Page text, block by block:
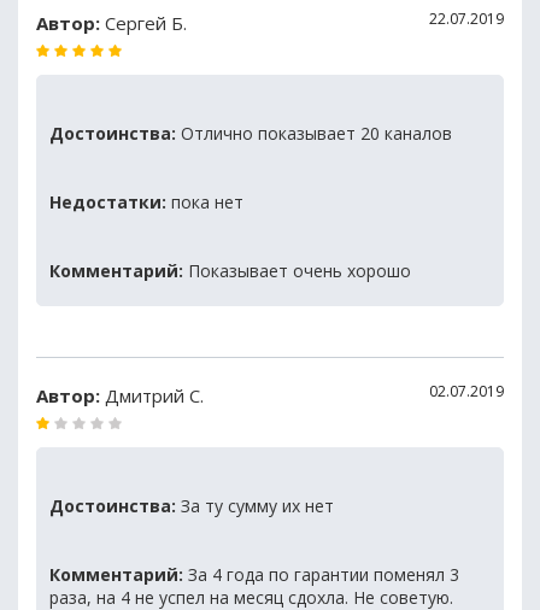
Автор: Сергей Б. 22.07.2019
Достоинства: Отлично показывает 20 каналов
Недостатки: пока нет
Комментарий: Показывает очень хорошо
Автор: Дмитрий С. 02.07.2019
Достоинства: За ту сумму их нет
Комментарий: За 4 года по гарантии поменял 3
раза, на 4 не успел на месяц сдохла. Не советую.